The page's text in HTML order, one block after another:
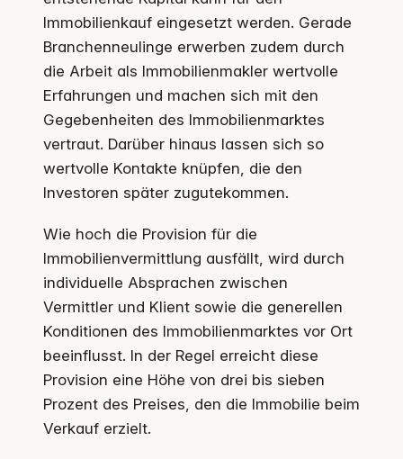
Immobilienkauf eingesetzt werden. Gerade
Branchenneulinge erwerben zudem durch
die Arbeit als Immobilienmakler wertvolle
Erfahrungen und machen sich mit den
Gegebenheiten des Immobilienmarktes
vertraut. Darüber hinaus lassen sich so
wertvolle Kontakte knüpfen, die den
Investoren später zugutekommen.
Wie hoch die Provision für die
Immobilienvermittlung ausfällt, wird durch
individuelle Absprachen zwischen
Vermittler und Klient sowie die generellen
Konditionen des Immobilienmarktes vor Ort
beeinflusst. In der Regel erreicht diese
Provision eine Höhe von drei bis sieben
Prozent des Preises, den die Immobilie beim
Verkauf erzielt.